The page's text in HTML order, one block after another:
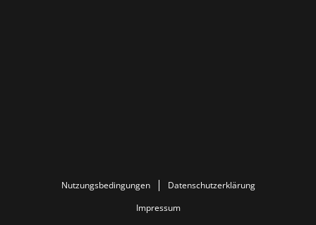
Nutzungsbedingungen
Datenschutzerklärung
Impressum